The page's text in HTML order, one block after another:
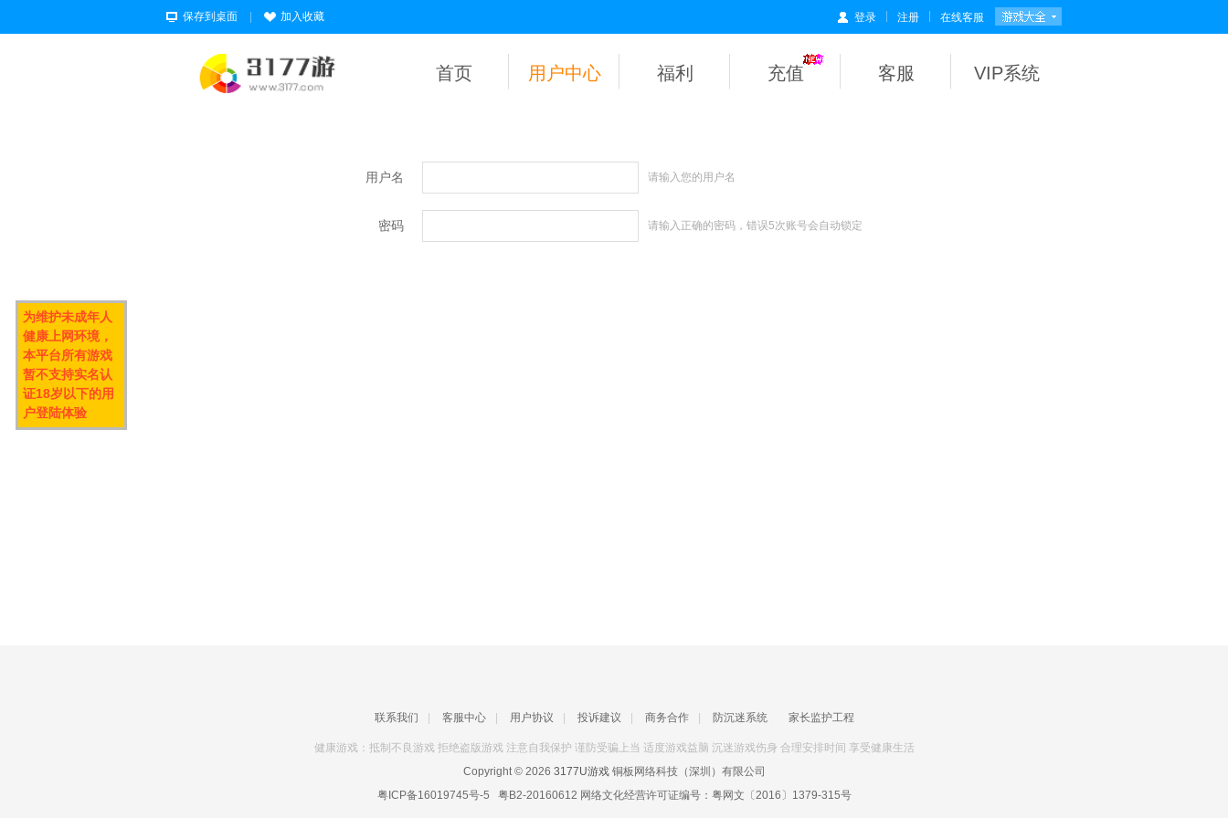
保存到桌面 加入收藏 登录 注册 在线客服
首页 用户中心 福利 充值 客服 VIP系统
用户名 请输入您的用户名
密码 请输入正确的密码，错误5次账号会自动锁定
联系我们 客服中心 用户协议 投诉建议 商务合作 防沉迷系统 家长监护工程
健康游戏：抵制不良游戏 拒绝盗版游戏 注意自我保护 谨防受骗上当 适度游戏益脑 沉迷游戏伤身 合理安排时间 享受健康生活
Copyright © 2026 3177U游戏铜板网络科技（深圳）有限公司
粤ICP备16019745号-5 粤B2-20160612 网络文化经营许可证编号： 粤网文〔2016〕1379-315号
为维护未成年人
健康上网环境，
本平台所有游戏
暂不支持实名认
证18岁以下的用
户登陆体验